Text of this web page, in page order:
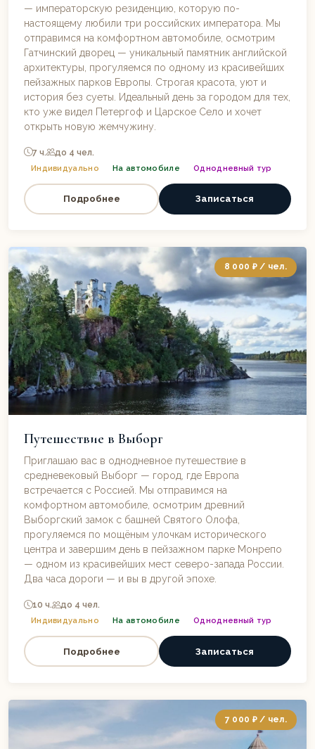
— императорскую резиденцию, которую по-
настоящему любили три российских императора. Мы
отправимся на комфортном автомобиле, осмотрим
Гатчинский дворец — уникальный памятник английской
архитектуры, прогуляемся по одному из красивейших
пейзажных парков Европы. Строгая красота, уют и
история без суеты. Идеальный день за городом для тех,
кто уже видел Петергоф и Царское Село и хочет
открыть новую жемчужину.
7 ч. до 4 чел.
Индивидуально На автомобиле Однодневный тур
Подробнее Записаться
8 000 ₽ / чел.
Путешествие в Выборг
Приглашаю вас в однодневное путешествие в
средневековый Выборг — город, где Европа
встречается с Россией. Мы отправимся на
комфортном автомобиле, осмотрим древний
Выборгский замок с башней Святого Олофа,
прогуляемся по мощёным улочкам исторического
центра и завершим день в пейзажном парке Монрепо
— одном из красивейших мест северо-запада России.
Два часа дороги — и вы в другой эпохе.
10 ч. до 4 чел.
Индивидуально На автомобиле Однодневный тур
Подробнее Записаться
7 000 ₽ / чел.